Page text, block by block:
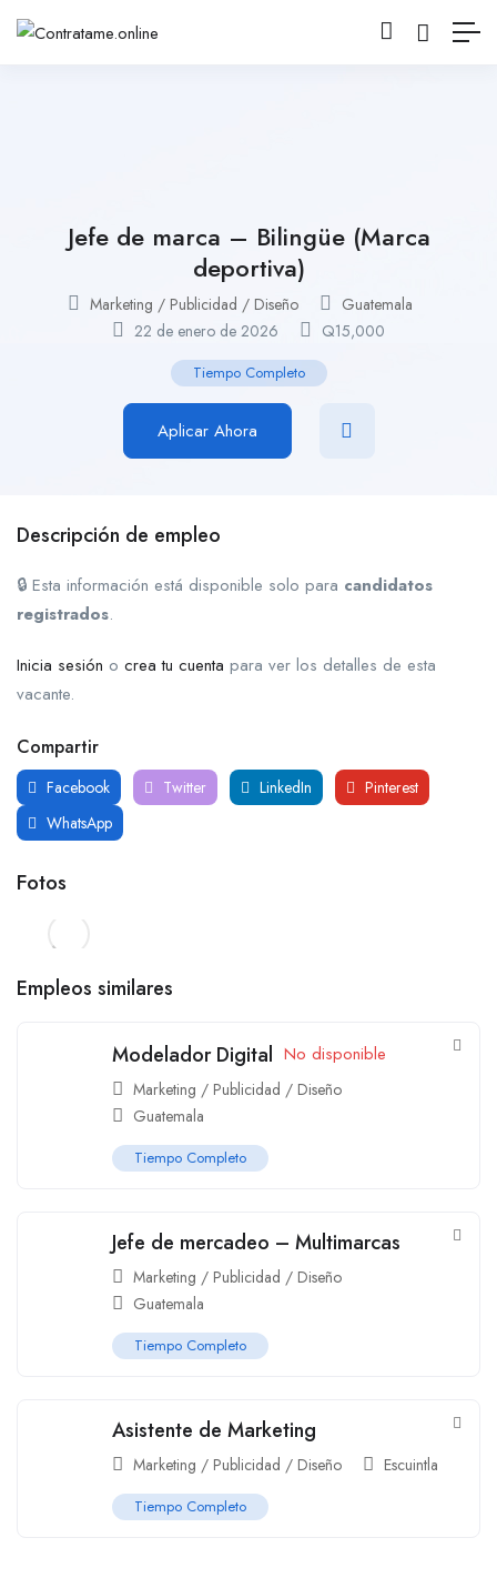
Jefe de marca – Bilingüe (Marca
deportiva)
Marketing / Publicidad / Diseño
Guatemala
22 de enero de 2026
Q15,000
Tiempo Completo
Aplicar Ahora
Descripción de empleo
🔒 Esta información está disponible solo para candidatos
registrados.
Inicia sesión o crea tu cuenta para ver los detalles de esta
vacante.
Compartir
Facebook Twitter LinkedIn
Pinterest
WhatsApp
Fotos
Empleos similares
Modelador Digital No disponible
Marketing / Publicidad / Diseño
Guatemala
Tiempo Completo
Jefe de mercadeo – Multimarcas
Marketing / Publicidad / Diseño
Guatemala
Tiempo Completo
Asistente de Marketing
Marketing / Publicidad / Diseño Escuintla
Tiempo Completo